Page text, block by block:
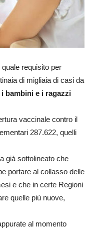
requisito per
di migliaia di casi da
i bambini e i ragazzi
vaccinale contro il
287.622, quelli
già sottolineato che
portare al collasso delle
e che in certe Regioni
quelle più nuove,
al momento